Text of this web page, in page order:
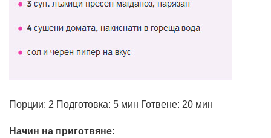
Порции: 2 Подготовка: 5 мин Готвене: 20 мин
Начин на приготвяне: